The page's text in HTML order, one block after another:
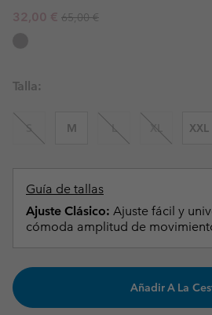
Sale price:
32,00 € Regular price:
65,00 €
Talla:
S M L XL XXL
Guía de tallas
Ajuste Clásico: Ajuste fácil y
cómoda amplitud de
Añadir A La